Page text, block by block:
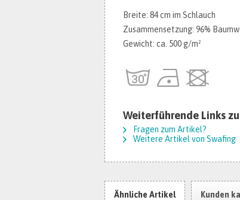
Breite: 84 cm im Schlauch
Zusammensetzung: 96%
Gewicht: ca. 500 g/m²
Weiterführende Links
Fragen zum Artikel?
Weitere Artikel von Swafing
Ähnliche Artikel Kunden